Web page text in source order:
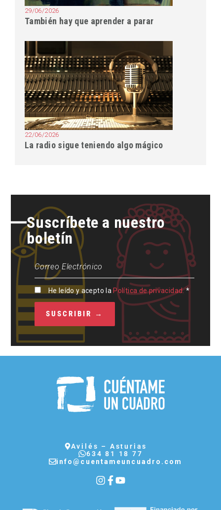
29/06/2026
También hay que aprender a parar
22/06/2026
La radio sigue teniendo algo mágico
Suscríbete a nuestro
boletín
He leído y acepto laPolítica de privacidad. *
Avilés – Asturias
634 81 18 77
info@cuentameuncuadro.com